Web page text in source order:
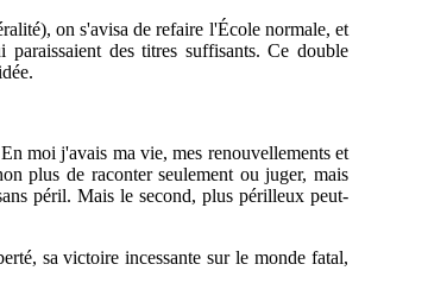
on s'avisa de refaire l'École normale, et
des titres suffisants. Ce double
moi j'avais ma vie, mes renouvellements et
plus de raconter seulement ou juger, mais
péril. Mais le second, plus périlleux peut-
sa victoire incessante sur le monde fatal,